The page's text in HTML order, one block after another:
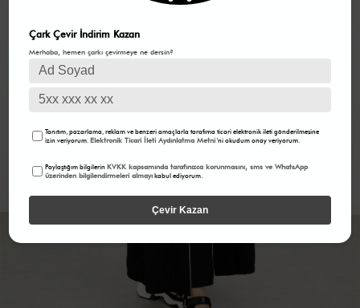
Çark Çevir İndirim Kazan
Merhaba, hemen çarkı çevirmeye ne dersin?
Tanıtım, pazarlama, reklam ve benzeri amaçlarla tarafıma ticari elektronik ileti gönderilmesine
izin veriyorum.Elektronik Ticari İleti Aydınlatma Metni 'ni okudum onay veriyorum.
Paylaştığım bilgilerinKVKK kapsamında tarafınızca korunmasını, sms ve WhatsApp
üzerinden bilgilendirmeleri almayı kabul ediyorum.
Çevir Kazan